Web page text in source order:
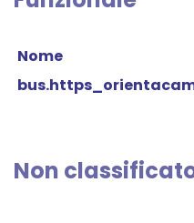
Non
Nome